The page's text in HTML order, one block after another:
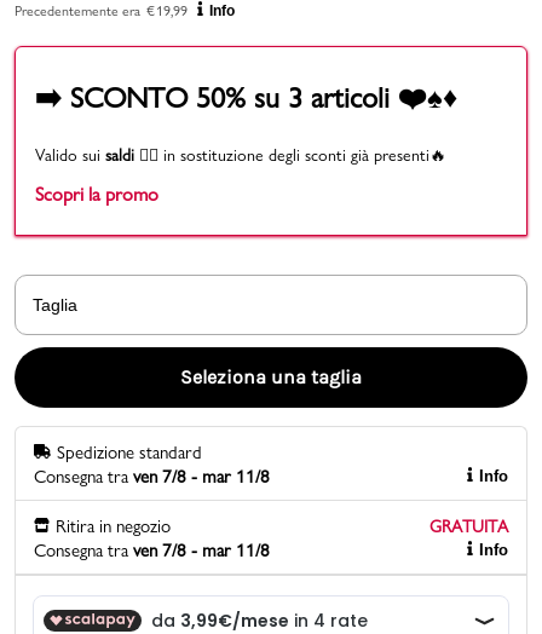
Carrello
Promo & News
negozi
pcard
Precedentemente era €19,99 Info
➡️ SCONTO 50% su 3 articoli ❤️♠️♦️
Valido sui saldi 👉🏻 in sostituzione degli sconti già presenti🔥
Scopri la promo
Taglia
Seleziona una taglia
Spedizione standard
Consegna tra ven 7/8 - mar 11/8 Info
Ritira in negozio
GRATUITA
Consegna tra ven 7/8 - mar 11/8 Info